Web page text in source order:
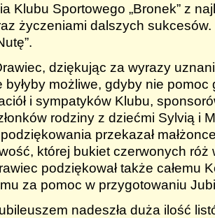
Klubu Sportowego „Bronek” z
życzeniami dalszych
.
dziękując za wyrazy
byłyby możliwe, gdyby nie pomoc
i sympatyków Klubu,
rodziny z dziećmi Sylvią i
przekazał
której bukiet czerwonych róż
podziękował także całemu
za pomoc w przygotowaniu
nadeszła duża ilość